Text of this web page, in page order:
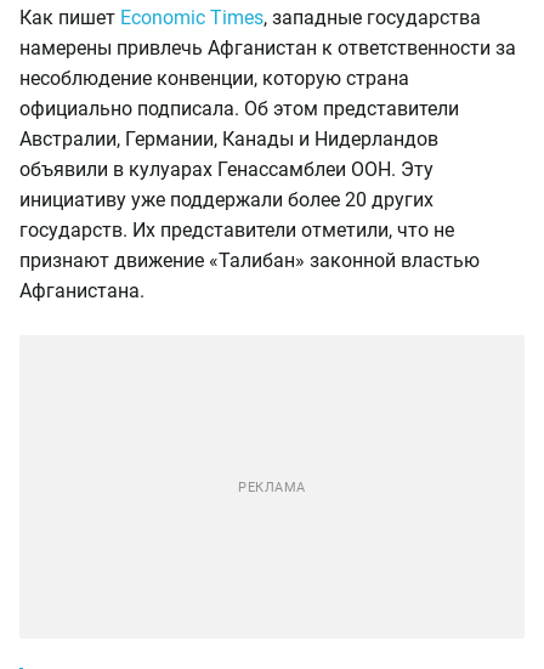
Как пишет Economic Times, западные государства
намерены привлечь Афганистан к ответственности за
несоблюдение конвенции, которую страна
официально подписала. Об этом представители
Австралии, Германии, Канады и Нидерландов
объявили в кулуарах Генассамблеи ООН. Эту
инициативу уже поддержали более 20 других
государств. Их представители отметили, что не
признают движение «Талибан» законной властью
Афганистана.